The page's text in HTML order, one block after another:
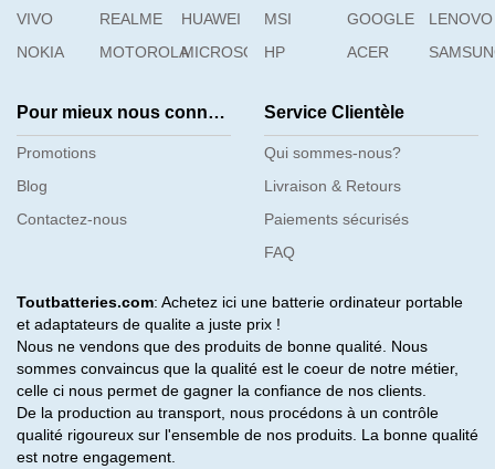
VIVO
REALME
HUAWEI
NOKIA
MOTOROLAMICROSOFT
MSI
GOOGLE
LENOVO
HP
ACER
Pour mieux nous connaître
Promotions
Blog
Contactez-nous
Service Clientèle
Qui sommes-nous?
Livraison & Retours
Paiements sécurisés
FAQ
Toutbatteries.com: Achetez ici une batterie ordinateur portable
et adaptateurs de qualite a juste prix !
Nous ne vendons que des produits de bonne qualité. Nous
sommes convaincus que la qualité est le coeur de notre métier,
celle ci nous permet de gagner la confiance de nos clients.
De la production au transport, nous procédons à un contrôle
qualité rigoureux sur l'ensemble de nos produits. La bonne qualité
est notre engagement.